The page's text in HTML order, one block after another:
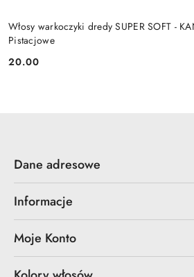
Włosy warkoczyki dredy SUPER SOFT -
Pistacjowe
Cena:
20.00
Dane adresowe
Informacje
Moje Konto